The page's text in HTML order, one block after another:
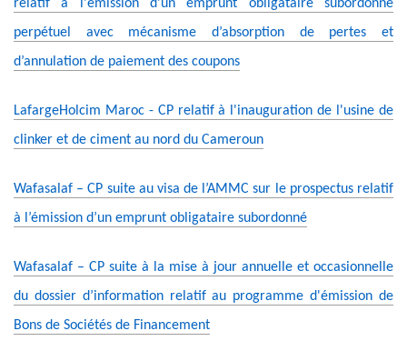
relatif à l'émission d’un emprunt obligataire subordonné
perpétuel avec mécanisme d’absorption de pertes et
d’annulation de paiement des coupons
LafargeHolcim Maroc - CP relatif à l'inauguration de l'usine de
clinker et de ciment au nord du Cameroun
Wafasalaf – CP suite au visa de l’AMMC sur le prospectus relatif
à l’émission d’un emprunt obligataire subordonné
Wafasalaf – CP suite à la mise à jour annuelle et occasionnelle
du dossier d’information relatif au programme d'émission de
Bons de Sociétés de Financement